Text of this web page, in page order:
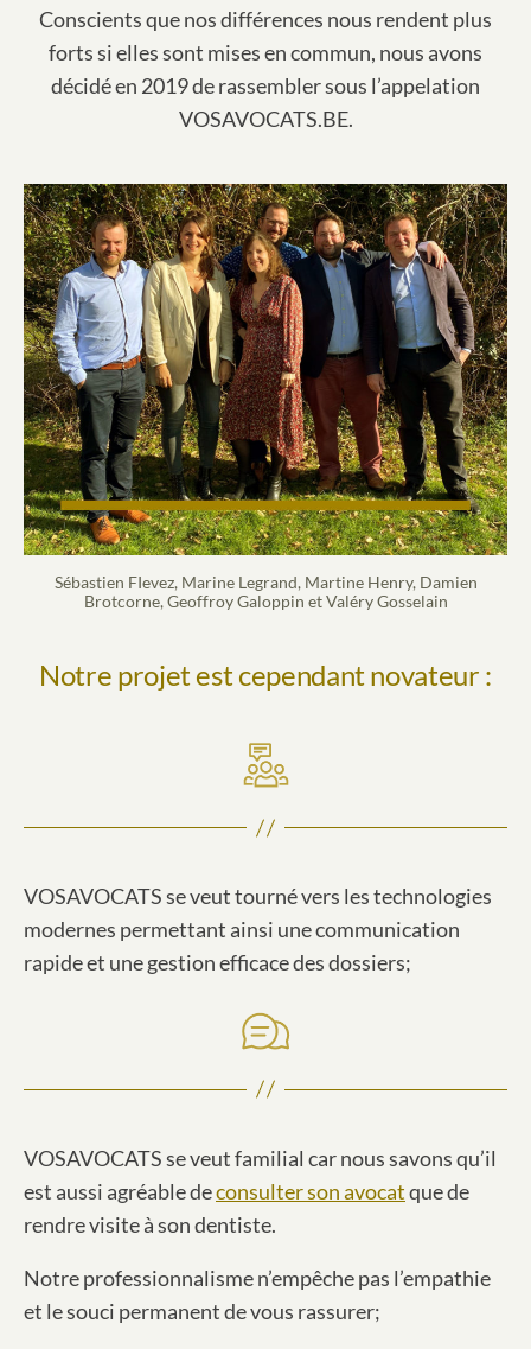
Conscients que nos différences nous rendent plus
forts si elles sont mises en commun, nous avons
décidé en 2019 de rassembler sous l’appelation
VOSAVOCATS.BE.
Sébastien FIevez, Marine Legrand, Martine Henry, Damien
Brotcorne, Geoffroy Galoppin et Valéry Gosselain
Notre projet est cependant novateur :
VOSAVOCATS se veut tourné vers les technologies
modernes permettant ainsi une communication
rapide et une gestion efficace des dossiers;
VOSAVOCATS se veut familial car nous savons qu’il
est aussi agréable deconsulter son avocatque de
rendre visite à son dentiste.
Notre professionnalisme n’empêche pas l’empathie
et le souci permanent de vous rassurer;